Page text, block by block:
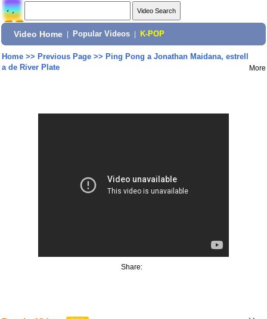
Video Home Popular Videos K-POP
Home>> Previous Page>> Ping Pong a Jonathan Maidana, estrell
a de River Plate
More
Share: